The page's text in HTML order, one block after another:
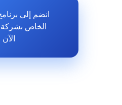
انضم إلى
الآن